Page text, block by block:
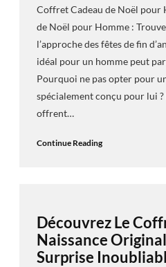
Coffret Cadeau de Noël pour
de Noël pour Homme :
l’approche des fêtes de fin
idéal pour un homme peut
Pourquoi ne pas opter pour
spécialement conçu pour lui
offrent…
Continue Reading
Découvrez Le
Naissance
Surprise